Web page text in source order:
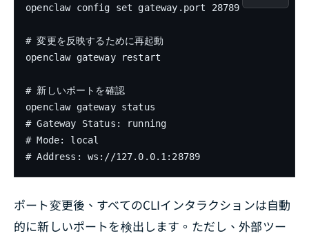
openclaw config set gateway.port 28789
# 変更を反映するために再起動
openclaw gateway restart
# 新しいポートを確認
openclaw gateway status
# Gateway Status: running
# Mode: local
# Address: ws://127.0.0.1:28789
ポート変更後、すべてのCLIインタラクションは自動
的に新しいポートを検出します。ただし、外部ツー